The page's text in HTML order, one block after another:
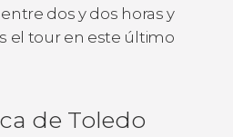
dos y dos horas y
el tour en este último
de Toledo